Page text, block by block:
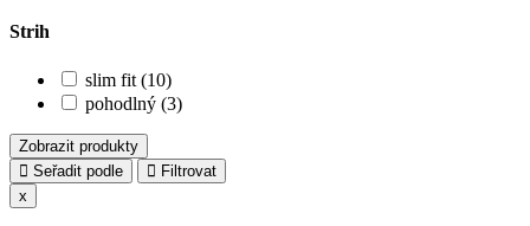
Strih
slim fit (10)
pohodlný (3)
Zobrazit produkty
Seřadit podle
Filtrovat
x